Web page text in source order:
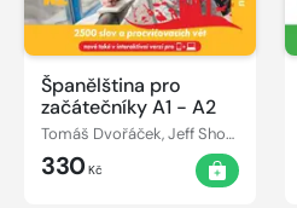
Španělština pro
začátečníky A1 - A2
Tomáš Dvořáček, Jeff Short, Kateřina Dvořáčková, Alena Sasínová
330Kč